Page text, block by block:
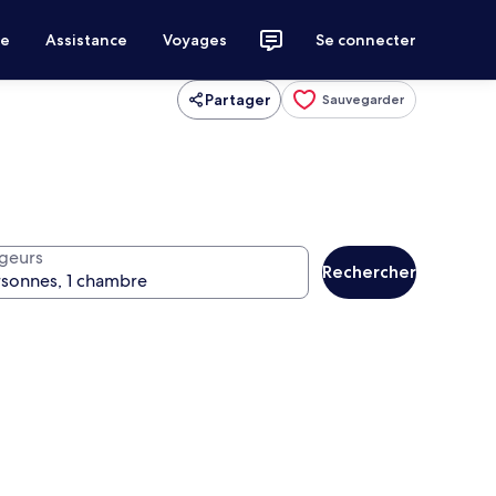
Assistance Voyages Se connecter
Partager Sauvegarder
Rechercher